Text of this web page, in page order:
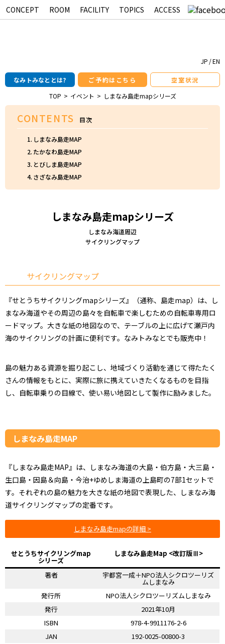
CONCEPT ROOM FACILITY TOPICS ACCESS
なみトみなと
JP EN
なみトみなととは? ご予約はこちら
空室状況
TOP
イベント しまなみ島走mapシリーズ
CONTENTS
しまなみ島走MAP
たかなわ島走MAP
とびしま島走MAP
さざなみ島走MAP
しまなみ島走mapシリーズ
しまなみ海道周辺
サイクリングマップ
サイクリングマップ
『せとうちサイクリングmapシリーズ』（通称、島走map）は、し
まなみ海道やその周辺の島々を自転車で楽しむための自転車専用ロ
ードマップ。大きな紙の地図なので、テーブルの上に広げて瀬戸内
海のサイクリングの計画に便利です。なみトみなとでも販売中！
島の魅力ある資源を掘り起こし、地域づくり活動を通じて得たたく
さんの情報をもとに、実際に旅に携えていきたくなるものを目指
し、自転車乗りの目線で、使い易い地図として製作に励みました。
しまなみ島走MAP
『しまなみ島走MAP』は、しまなみ海道の大島・伯方島・大三島・
生口島・因島＆向島・今治+ゆめしま海道の上島町の7部1セットで
す。それぞれの島の魅力を大きな紙の地図で表現した、しまなみ海
道サイクリングマップの定番です。
しまなみ島走mapの詳細 >
せとうちサイクリングmap
シリーズ
しまなみ島走Map <改訂版Ⅲ>
著者 宇都宮一成＋NPO法人シクロツーリズ
ムしまなみ
発行所
NPO法人シクロツーリズムしまなみ
発行
2021年10月
ISBN
978-4-9911176-2-6
JAN
192-0025-00800-3